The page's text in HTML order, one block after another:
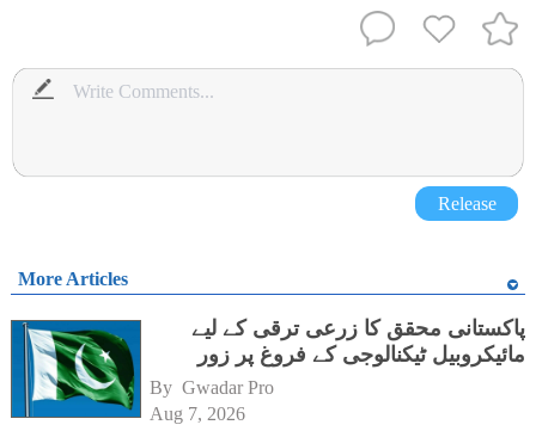
Release
More Articles
پاکستانی محقق کا زرعی ترقی کے لیے
مائیکروبیل ٹیکنالوجی کے فروغ پر زور
By Gwadar Pro
Aug 7, 2026